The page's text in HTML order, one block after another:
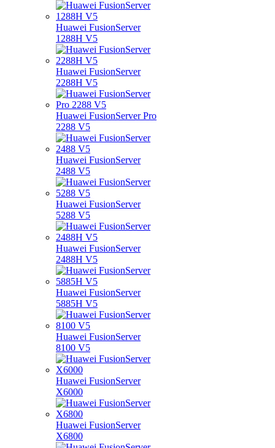
Huawei FusionServer
1288H V5
Huawei FusionServer
2288H V5
Huawei FusionServer Pro
2288 V5
Huawei FusionServer
2488 V5
Huawei FusionServer
5288 V5
Huawei FusionServer
2488H V5
Huawei FusionServer
5885H V5
Huawei FusionServer
8100 V5
Huawei FusionServer
X6000
Huawei FusionServer
X6800